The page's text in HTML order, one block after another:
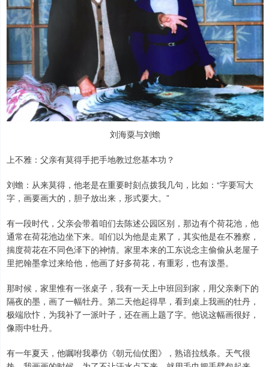
刘海粟与刘蟾
上不雅：父亲有莫得手把手地教过您基本功？
刘蟾：从来莫得，他老是在重要时刻点拨我几句，比如：“字要写大
字，画要画大的，胆子放出来，形式要大。”
有一段时代，父亲会带着咱们去陈述公园区别，那边有个荷花池，他
通常在荷花池边坐下来。咱们以为他是走累了，其实他是在不雅察，
揣度荷花在不同色泽下的神情。家里本来的工东说念主偷偷从老屋子
里把翰墨拿过来给他，他画了好多荷花，有重彩，也有泼墨。
那时候，家里惟有一张桌子，我有一天上中班回到家，用父亲剩下的
隔夜的墨，画了一幅牡丹。第二天他起得早，看到桌上我画的牡丹，
极端欣忭，为我补了一派叶子，还在画上题了字。他说这幅画很好，
像雨中牡丹。
有一年夏天，他嘱咐我摹仿《朝元仙仗图》，熟谙拉线条。天气很